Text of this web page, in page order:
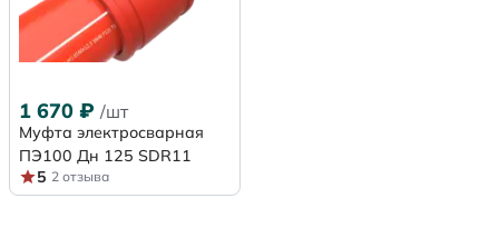
1 670 ₽ /шт
Муфта электросварная
ПЭ100 Дн 125 SDR11
5 2 отзыва